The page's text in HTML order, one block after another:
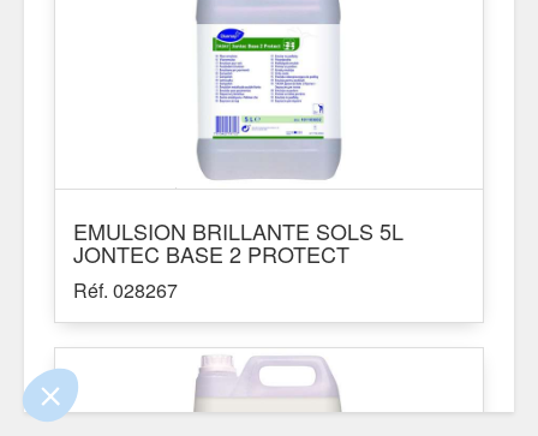
que le contenu de ce site vous intéresse
on aimerait bien vous accompagner
certifiés par
Je choisis
EMULSION BRILLANTE SOLS 5L
JONTEC BASE 2 PROTECT
Réf. 028267